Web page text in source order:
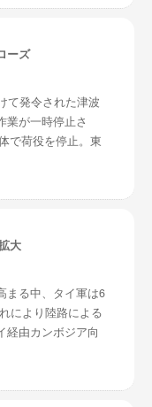
ーズ
て発令された津波
業が一時停止さ
で荷役を停止。東
大
まる中、タイ軍は6
により陸路による
経由カンボジア向